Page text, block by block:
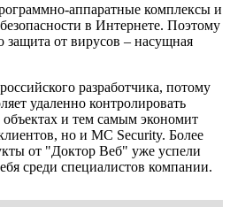
аппаратные комплексы и
в Интернете. Поэтому
от вирусов – насущная
разработчика, потому
удаленно контролировать
и тем самым экономит
но и MC Security. Более
от "Доктор Веб" уже успели
среди специалистов компании.